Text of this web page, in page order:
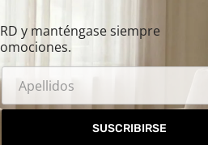
y manténgase siempre
SUSCRIBIRSE